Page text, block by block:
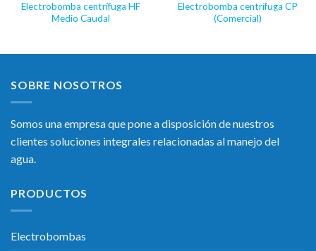
Electrobomba centrífuga HF
Medio Caudal
Electrobomba centrífuga CP
(Comercial)
SOBRE NOSOTROS
Somos una empresa que pone a disposición de nuestros
clientes soluciones integrales relacionadas al manejo del
agua.
PRODUCTOS
Electrobombas